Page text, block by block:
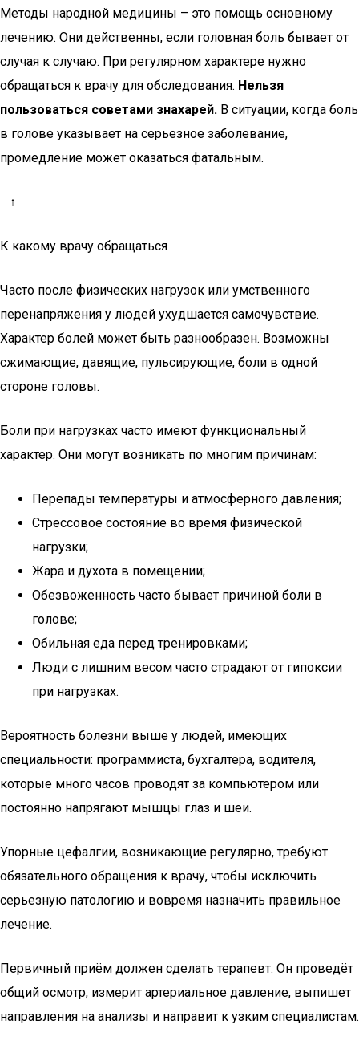
Методы народной медицины – это помощь основному
лечению. Они действенны, если головная боль бывает от
случая к случаю. При регулярном характере нужно
обращаться к врачу для обследования. Нельзя
пользоваться советами знахарей. В ситуации, когда боль
в голове указывает на серьезное заболевание,
промедление может оказаться фатальным.
↑
К какому врачу обращаться
Часто после физических нагрузок или умственного
перенапряжения у людей ухудшается самочувствие.
Характер болей может быть разнообразен. Возможны
сжимающие, давящие, пульсирующие, боли в одной
стороне головы.
Боли при нагрузках часто имеют функциональный
характер. Они могут возникать по многим причинам:
Перепады температуры и атмосферного давления;
Стрессовое состояние во время физической
нагрузки;
Жара и духота в помещении;
Обезвоженность часто бывает причиной боли в
голове;
Обильная еда перед тренировками;
Люди с лишним весом часто страдают от гипоксии
при нагрузках.
Вероятность болезни выше у людей, имеющих
специальности: программиста, бухгалтера, водителя,
которые много часов проводят за компьютером или
постоянно напрягают мышцы глаз и шеи.
Упорные цефалгии, возникающие регулярно, требуют
обязательного обращения к врачу, чтобы исключить
серьезную патологию и вовремя назначить правильное
лечение.
Первичный приём должен сделать терапевт. Он проведёт
общий осмотр, измерит артериальное давление, выпишет
направления на анализы и направит к узким специалистам.